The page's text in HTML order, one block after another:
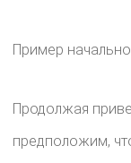
Пример
Продолжая
предположим,